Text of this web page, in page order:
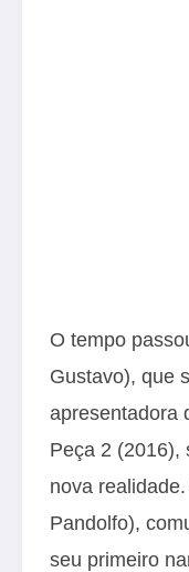
O tempo
Gustavo), que
apresentadora
Peça 2 (2016),
nova
Pandolfo),
seu primeiro